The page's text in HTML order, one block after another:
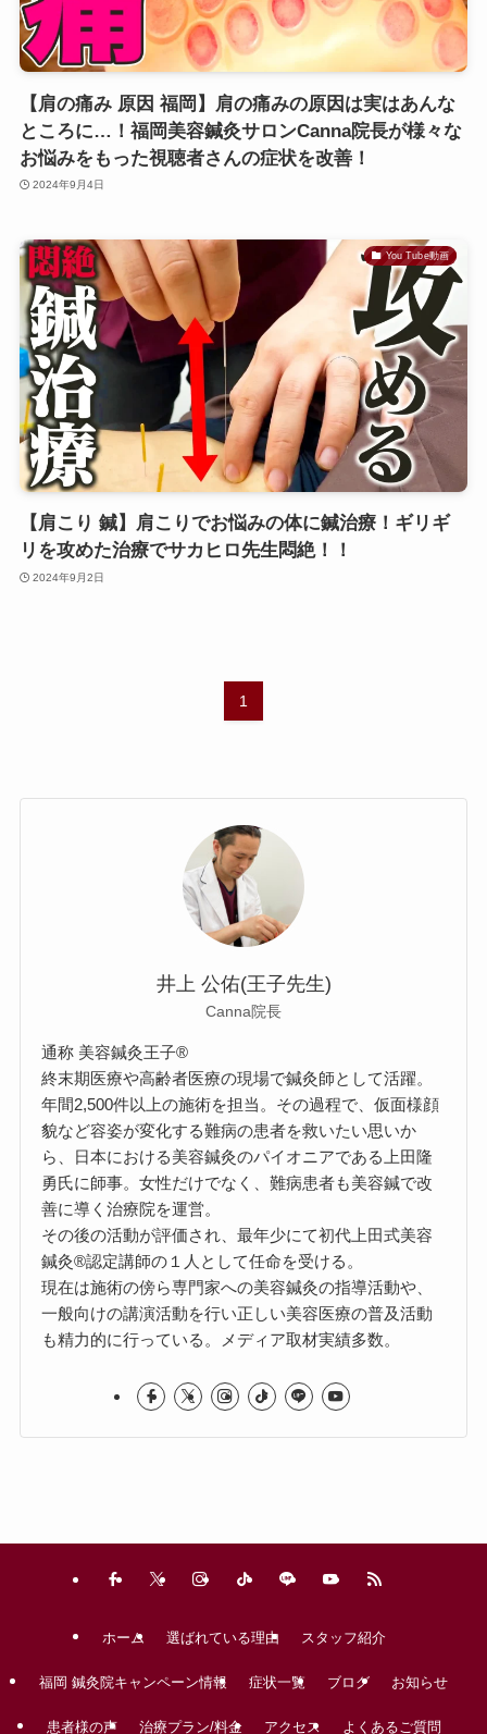
【肩の痛み 原因 福岡】肩の痛みの原因は実はあんな
ところに…！福岡美容鍼灸サロンCanna院長が様々な
お悩みをもった視聴者さんの症状を改善！
2024年9月4日
You Tube動画
【肩こり 鍼】肩こりでお悩みの体に鍼治療！ギリギ
リを攻めた治療でサカヒロ先生悶絶！！‪
2024年9月2日
1
井上 公佑(王子先生)
Canna院長
通称 美容鍼灸王子®
終末期医療や高齢者医療の現場で鍼灸師として活躍。
年間2,500件以上の施術を担当。その過程で、仮面様顔
貌など容姿が変化する難病の患者を救いたい思いか
ら、日本における美容鍼灸のパイオニアである上田隆
勇氏に師事。女性だけでなく、難病患者も美容鍼で改
善に導く治療院を運営。
その後の活動が評価され、最年少にて初代上田式美容
鍼灸®認定講師の１人として任命を受ける。
現在は施術の傍ら専門家への美容鍼灸の指導活動や、
一般向けの講演活動を行い正しい美容医療の普及活動
も精力的に行っている。メディア取材実績多数。
ホーム 選ばれている理由 スタッフ紹介
福岡 鍼灸院キャンペーン情報 症状一覧 ブログ お知らせ
患者様の声 治療プラン/料金 アクセス よくあるご質問